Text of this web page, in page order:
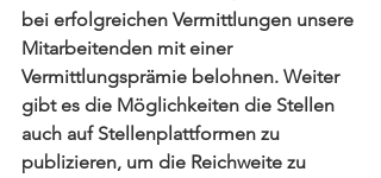
bei erfolgreichen Vermittlungen unsere
Mitarbeitenden mit einer
Vermittlungsprämie belohnen. Weiter
gibt es die Möglichkeiten die Stellen
auch auf Stellenplattformen zu
publizieren, um die Reichweite zu